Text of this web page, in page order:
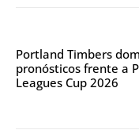
Portland Timbers
pronósticos frente a
Leagues Cup 2026